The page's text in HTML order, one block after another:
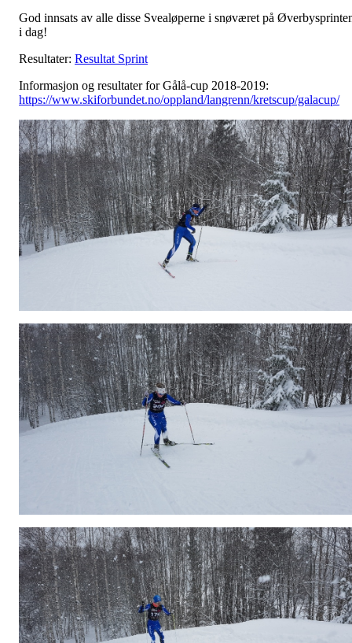
God innsats av alle disse Svealøperne i snøværet på
i dag!
Resultater: Resultat Sprint
Informasjon og resultater for Gålå-cup 2018-2019:
https://www.skiforbundet.no/oppland/langrenn/kretscup/galacup/